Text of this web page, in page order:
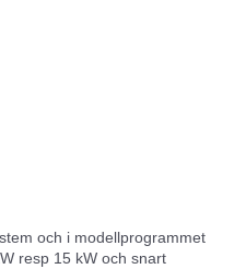
och i modellprogrammet
resp 15 kW och snart